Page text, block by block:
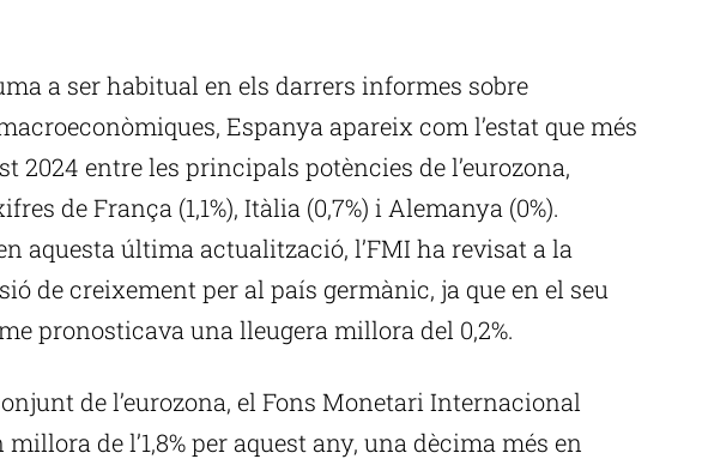
a ser habitual en els darrers informes sobre
Espanya apareix com l’estat que més
2024 entre les principals potències de l’eurozona,
de França (1,1%), Itàlia (0,7%) i Alemanya (0%).
aquesta última actualització, l’FMI ha revisat a la
de creixement per al país germànic, ja que en el seu
pronosticava una lleugera millora del 0,2%.
de l’eurozona, el Fons Monetari Internacional
de l’1,8% per aquest any, una dècima més en